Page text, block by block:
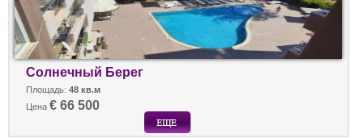
Солнечный Берег
Площадь: 48 кв.м
Цена € 66 500